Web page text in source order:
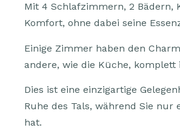
Mit 4 Schlafzimmern, 2 Bädern,
Komfort, ohne dabei seine
Einige Zimmer haben den
andere, wie die Küche,
Dies ist eine einzigartige
Ruhe des Tals, während Sie
hat.